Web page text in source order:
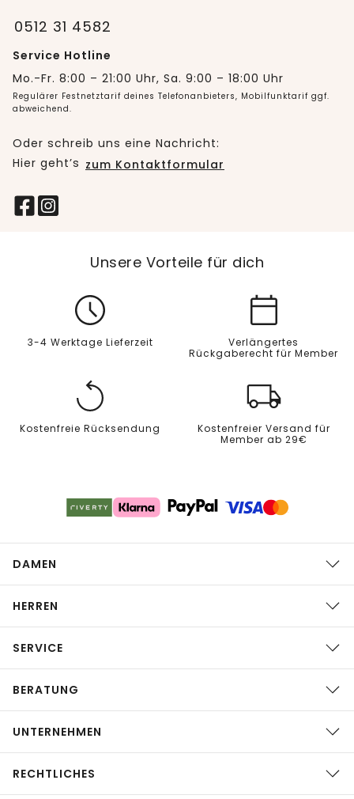
0512 31 4582
Service Hotline
Mo.-Fr. 8:00 – 21:00 Uhr, Sa. 9:00 – 18:00 Uhr
Regulärer Festnetztarif deines Telefonanbieters, Mobilfunktarif ggf.
abweichend.
Oder schreib uns eine Nachricht:
Hier geht’s zum Kontaktformular
Unsere Vorteile für dich
3-4 Werktage Lieferzeit
Verlängertes
Rückgaberecht für Member
Kostenfreie Rücksendung
Kostenfreier Versand für
Member ab 29€
DAMEN
HERREN
SERVICE
BERATUNG
UNTERNEHMEN
RECHTLICHES